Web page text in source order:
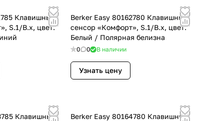
Клавишный
S.1/B.x, цвет:
Berker Easy 80162780 Клавишный
сенсор «Комфорт», S.1/B.x, цвет:
Белый / Полярная белизна
0 0 В наличии
Узнать цену
Клавишный
Berker Easy 80164780 Клавишный